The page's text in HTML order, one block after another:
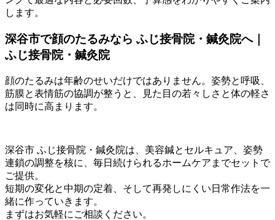
します。
深谷市で顔のたるみなら ふじ接骨院・鍼灸院へ｜
ふじ接骨院・鍼灸院
顔のたるみは年齢のせいだけではありません。姿勢と呼吸、
筋膜と表情筋の協調が整うと、見た目の若々しさと体の軽さ
は同時に高まります。
深谷市 ふじ接骨院・鍼灸院は、美容鍼とセルキュア、姿勢
連鎖の調整を核に、毎日続けられるホームケアまでセットで
ご提供。
短期の変化と中期の定着、そして再発しにくい日常作法を一
緒に作っていきます。
まずはお気軽にご相談ください。